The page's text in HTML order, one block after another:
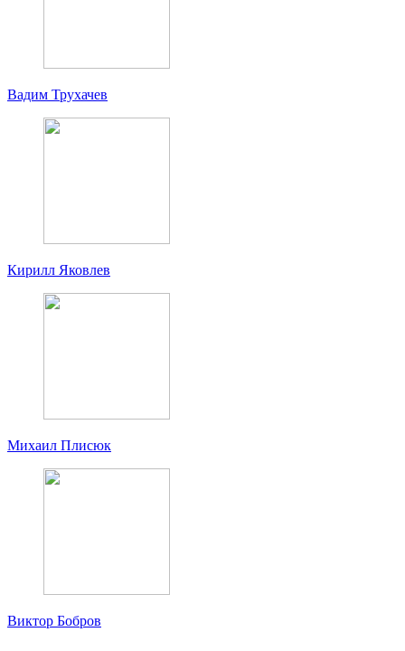
Вадим Трухачев
Кирилл Яковлев
Михаил Плисюк
Виктор Бобров